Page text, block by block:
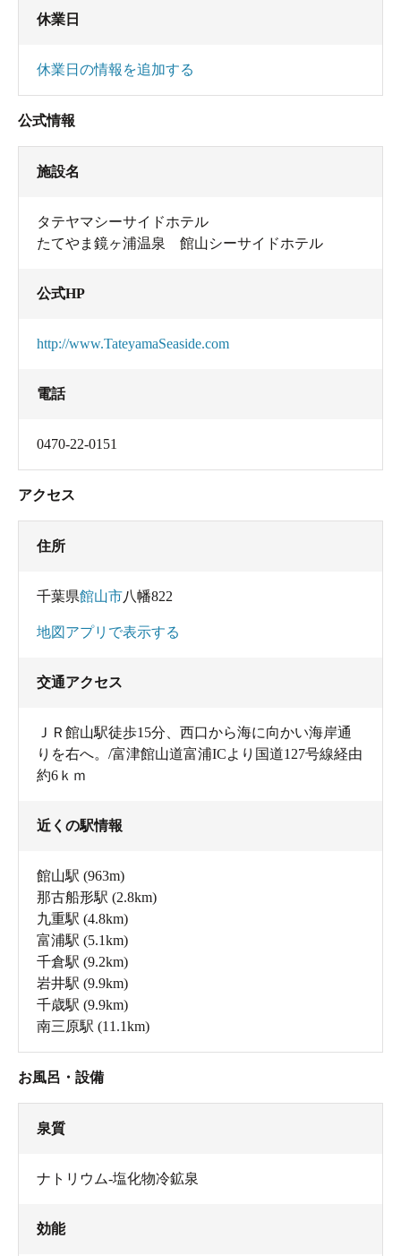
休業日
休業日の情報を追加する
公式情報
施設名
タテヤマシーサイドホテル
たてやま鏡ヶ浦温泉 館山シーサイドホテル
公式HP
http://www.TateyamaSeaside.com
電話
0470-22-0151
アクセス
住所
千葉県館山市八幡822
地図アプリで表示する
交通アクセス
ＪＲ館山駅徒歩15分、西口から海に向かい海岸通
りを右へ。/富津館山道富浦ICより国道127号線経由
約6ｋｍ
近くの駅情報
館山駅 (963m)
那古船形駅 (2.8km)
九重駅 (4.8km)
富浦駅 (5.1km)
千倉駅 (9.2km)
岩井駅 (9.9km)
千歳駅 (9.9km)
南三原駅 (11.1km)
お風呂・設備
泉質
ナトリウム-塩化物冷鉱泉
効能